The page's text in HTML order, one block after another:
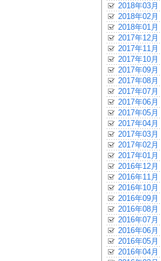
2018年03月
2018年02月
2018年01月
2017年12月
2017年11月
2017年10月
2017年09月
2017年08月
2017年07月
2017年06月
2017年05月
2017年04月
2017年03月
2017年02月
2017年01月
2016年12月
2016年11月
2016年10月
2016年09月
2016年08月
2016年07月
2016年06月
2016年05月
2016年04月